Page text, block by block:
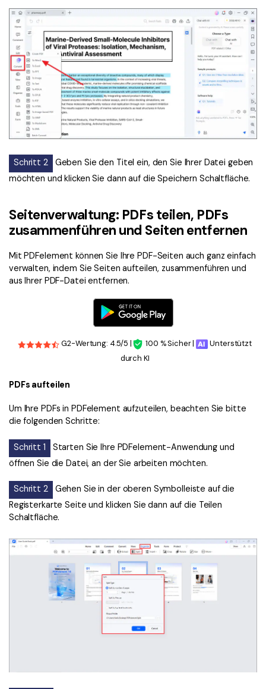
Schritt 2
Geben Sie den Titel ein, den Sie Ihrer Datei geben
möchten und klicken Sie dann auf die Speichern Schaltfläche.
Seitenverwaltung: PDFs teilen, PDFs
zusammenführen und Seiten entfernen
Mit PDFelement können Sie Ihre PDF-Seiten auch ganz einfach
verwalten, indem Sie Seiten aufteilen, zusammenführen und
aus Ihrer PDF-Datei entfernen.
G2-Wertung: 4.5/5 | 100 % Sicher |
Unterstützt
durch KI
PDFs aufteilen
Um Ihre PDFs in PDFelement aufzuteilen, beachten Sie bitte
die folgenden Schritte:
Schritt 1
Starten Sie Ihre PDFelement-Anwendung und
öffnen Sie die Datei, an der Sie arbeiten möchten.
Schritt 2
Gehen Sie in der oberen Symbolleiste auf die
Registerkarte Seite und klicken Sie dann auf die Teilen
Schaltfläche.